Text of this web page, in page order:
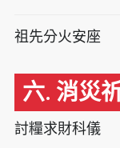
祖先分火安座
六. 消災
討糧求財科儀